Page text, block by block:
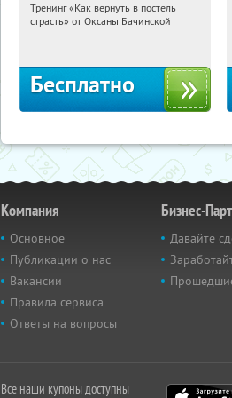
17:35:17 Получили:
Тренинг «Как вернуть в постель
страсть» от Оксаны Бачинской
Бесплатно
Компания
Основное
Публикации о нас
Вакансии
Правила сервиса
Ответы на вопросы
Бизнес-
Давайте
Все наши купоны доступны